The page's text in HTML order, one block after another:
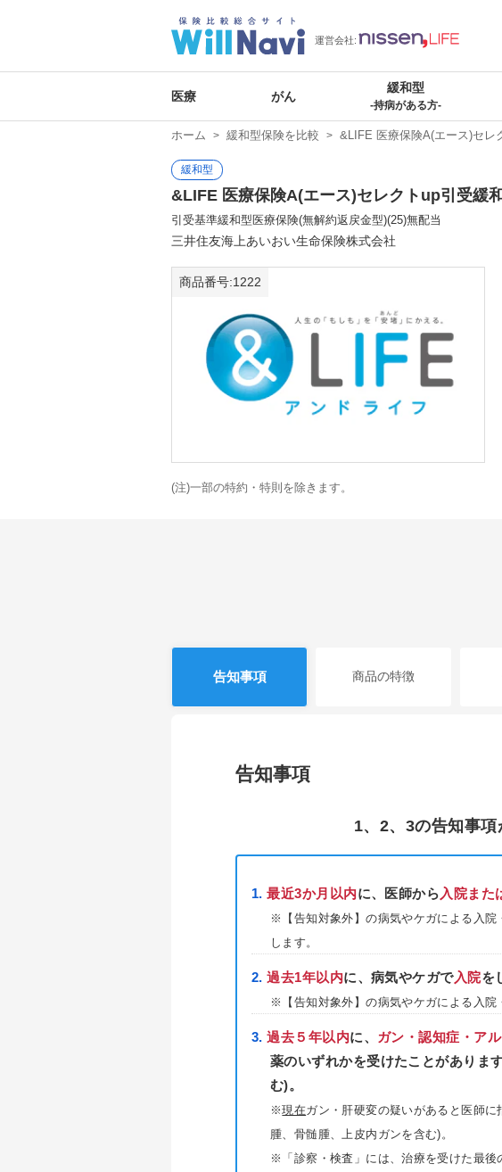
運営会社:
医療 がん
緩和型
-持病がある方-
ホーム 緩和型保険を比較 &LIFE 医療保険A(エース)セレ
商品番号:1222
緩和型
&LIFE 医療保険A(エース)セレクトup引受緩
引受基準緩和型医療保険(無解約返戻金型)(25)無配当
三井住友海上あいおい生命保険株式会社
(注)一部の特約・特則を除きます。
告知事項 商品の特徴
告知事項
1、2、3の告知事項
最近3か月以内に、医師から 入院また
※【告知対象外】の病気やケガによる入院
します。
過去1年以内に、 病気やケガで入院を
※【告知対象外】の病気やケガによる入院
過去５年以内に、 ガン・認知症・ア
薬のいずれかを受けたことがありま
む)。
※現在ガン・肝硬変の疑いがあると医師
腫、骨髄腫、上皮内ガンを含む)。
※「診察・検査」には、治療を受けた最後